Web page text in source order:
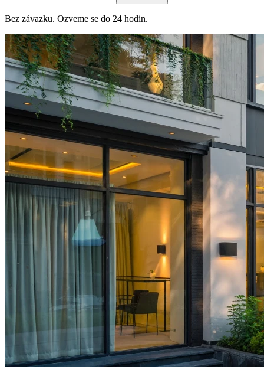
Bez závazku. Ozveme se do 24 hodin.